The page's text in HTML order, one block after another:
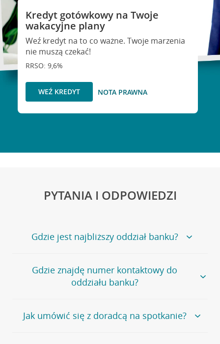
Kredyt gotówkowy na Twoje
wakacyjne plany
Weź kredyt na to co ważne. Twoje marzenia
nie muszą czekać!
RRSO: 9,6%
WEŹ KREDYT NOTA PRAWNA
PYTANIA I ODPOWIEDZI
Gdzie jest najbliższy oddział banku?
Jeśli szukasz oddziału naszego banku, zapraszamy na
stronęPlacówki i bankomaty, na której znajduje się
wygodna wyszukiwarka.
oddziałów
Gdzie znajdę numer kontaktowy do
oddziału banku?
Bank Credit Agricole nie udostępnia ogólnego numeru
telefonu do placówki bankowej.
Jak umówić się z doradcą na spotkanie?